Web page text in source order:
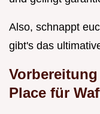
Also, schnappt
gibt's das
Place für